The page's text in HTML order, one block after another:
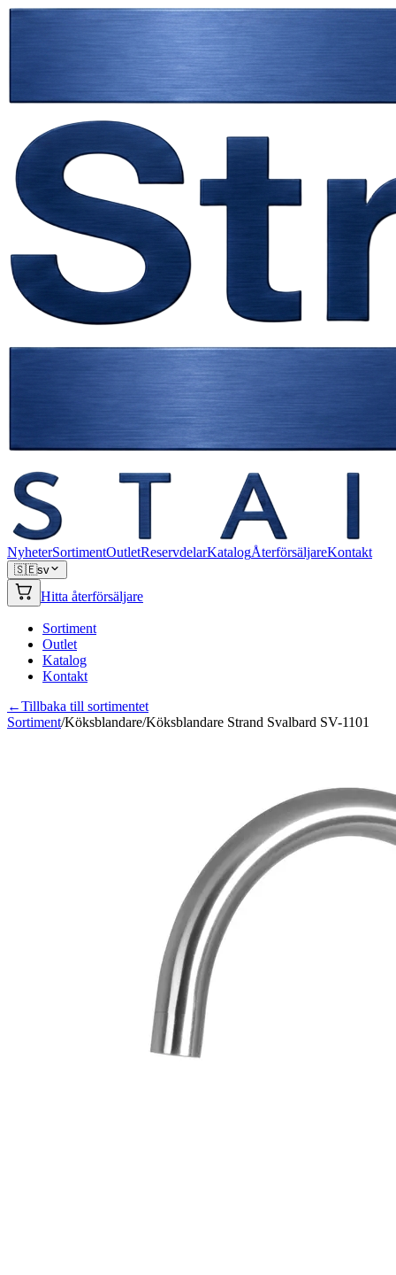
NyheterSortimentOutletReservdelarKatalogÅterförsäljareKontakt
🇸🇪sv
Hitta återförsäljare
Sortiment
Outlet
Katalog
Kontakt
←Tillbaka till sortimentet
Sortiment/Köksblandare/Köksblandare Strand Svalbard SV-1101